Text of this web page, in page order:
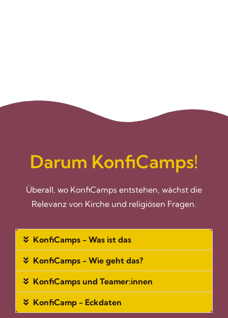
Darum KonfiCamps!
Überall, wo KonfiCamps entstehen, wächst die
Relevanz von Kirche und religiösen Fragen.
KonfiCamps - Was ist das
KonfiCamps - Wie geht das?​
KonfiCamps und Teamer:innen
KonfiCamp - Eckdaten